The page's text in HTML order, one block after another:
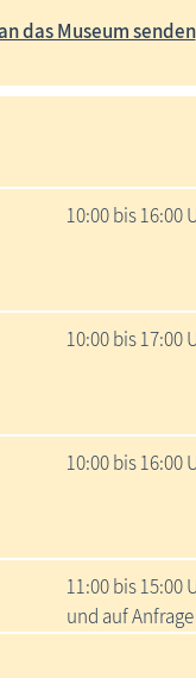
das Museum senden
10:00 bis 16:00
10:00 bis 17:00
10:00 bis 16:00
11:00 bis 15:00
und auf Anfrage